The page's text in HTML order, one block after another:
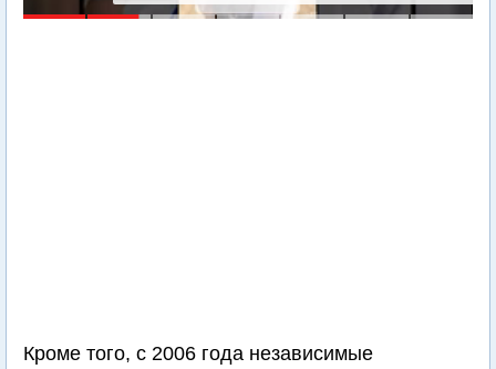
Кроме того, с 2006 года независимые